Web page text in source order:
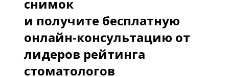
снимок
и получите бесплатную
онлайн-консультацию от
лидеров рейтинга
стоматологов